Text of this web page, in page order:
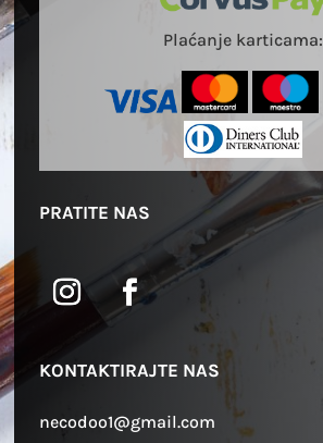
Plaćanje karticama:
PRATITE NAS
KONTAKTIRAJTE NAS
necodoo1@gmail.com